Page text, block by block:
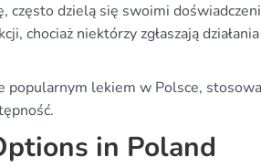
często dzielą się swoimi
chociaż niektórzy zgłaszają
lekiem w Polsce,
in Poland